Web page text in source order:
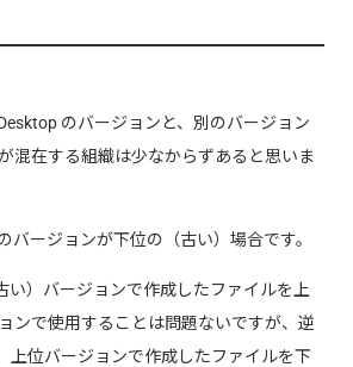
のバージョンと、別のバージョン
混在する組織は少なからずあると思いま
バージョンが下位の（古い）場合です。
い）バージョンで作成したファイルを上
ンで使用することは問題ないですが、逆
上位バージョンで作成したファイルを下